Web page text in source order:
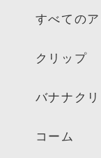
すべての
クリップ
バナナク
コーム